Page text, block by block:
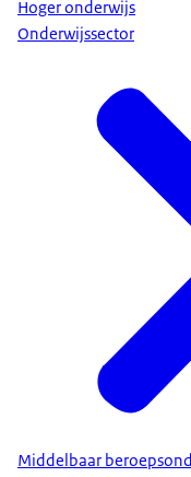
Hoger onderwijs
Onderwijssector
Middelbaar